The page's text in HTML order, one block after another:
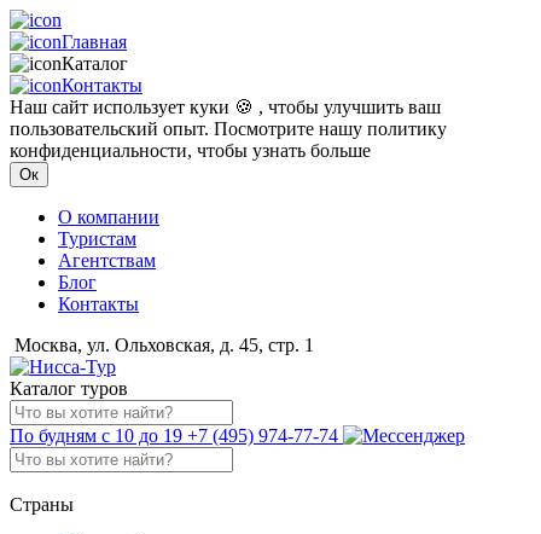
Главная
Каталог
Контакты
Наш сайт использует куки 🍪 , чтобы улучшить ваш
пользовательский опыт. Посмотрите нашу политику
конфиденциальности, чтобы узнать больше
Ок
О компании
Туристам
Агентствам
Блог
Контакты
Москва, ул. Ольховская, д. 45, стр. 1
Каталог туров
По будням с 10 до 19 +7 (495) 974-77-74
Страны